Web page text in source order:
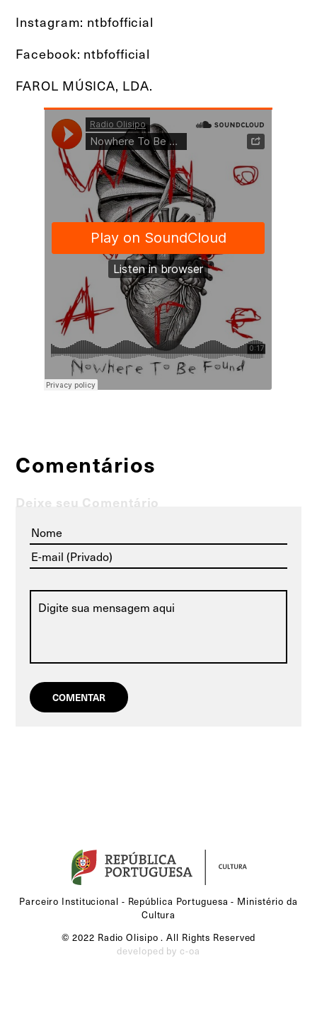
Instagram: ntbfofficial
Facebook: ntbfofficial
FAROL MÚSICA, LDA.
Comentários
Deixe seu Comentário
Parceiro Institucional - República Portuguesa - Ministério da
Cultura
© 2022 Radio Olisipo . All Rights Reserved
developed by c-oa